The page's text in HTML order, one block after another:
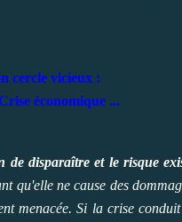
cercle vicieux :
économique ...
disparaître et le risque
qu'elle ne cause des
menacée. Si la crise